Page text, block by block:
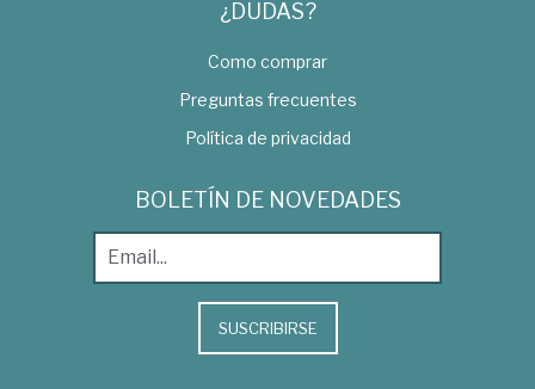
¿DUDAS?
Como comprar
Preguntas frecuentes
Política de privacidad
BOLETÍN DE NOVEDADES
SUSCRIBIRSE